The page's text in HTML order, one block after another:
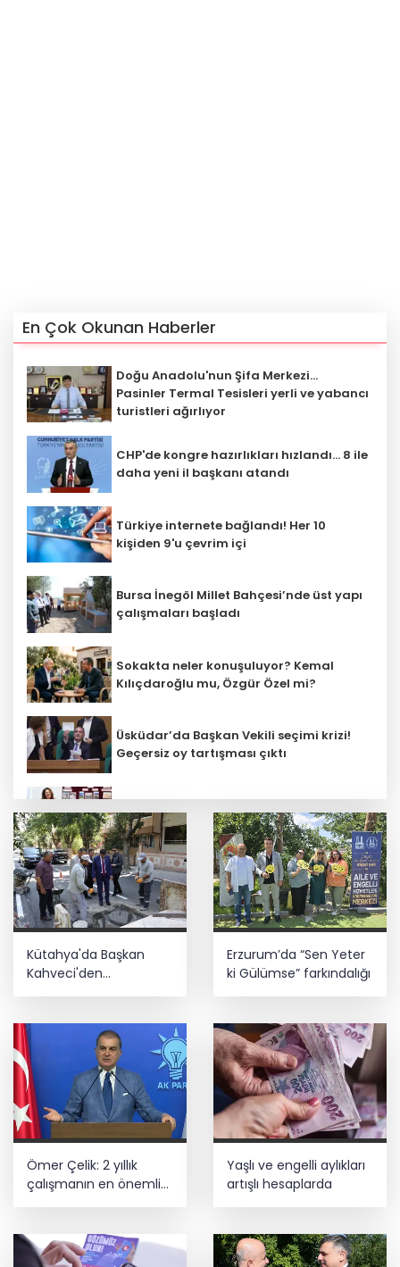
En Çok Okunan Haberler
Doğu Anadolu'nun Şifa Merkezi...
Pasinler Termal Tesisleri yerli ve yabancı
turistleri ağırlıyor
CHP'de kongre hazırlıkları hızlandı... 8 ile
daha yeni il başkanı atandı
Türkiye internete bağlandı! Her 10
kişiden 9'u çevrim içi
Bursa İnegöl Millet Bahçesi’nde üst yapı
çalışmaları başladı
Sokakta neler konuşuluyor? Kemal
Kılıçdaroğlu mu, Özgür Özel mi?
Üsküdar’da Başkan Vekili seçimi krizi!
Geçersiz oy tartışması çıktı
açıklandı
Başkan Aydın, Osmangazi Doğancı’da
talepleri dinledi
İnşaatta dijital dönem başlıyor... Ruhsat
projelerinde BIM ve e-PYS zorunluluğu
Tan Çetinkaya kazandı
Kütahya'da Başkan
Kahveci'den
Erzurum’da “Sen Yeter
ki Gülümse” farkındalığı
Ömer Çelik: 2 yıllık
çalışmanın en önemli
aşamasındayız
Yaşlı ve engelli aylıkları
artışlı hesaplarda